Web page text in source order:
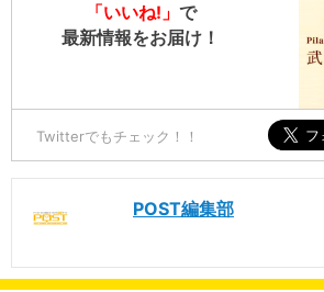
「いいね!」 で
最新情報をお届け！
Twitterでもチェック！！
POST編集部